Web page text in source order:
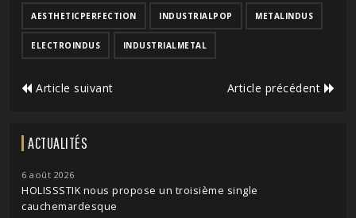
AESTHETICPERFECTION INDUSTRIALPOP METALINDUS
ELECTROINDUS INDUSTRIALMETAL
Article suivant Article précédent
ACTUALITÉS
6 août 2026
HOLISSSTIK nous propose un troisième single
cauchemardesque